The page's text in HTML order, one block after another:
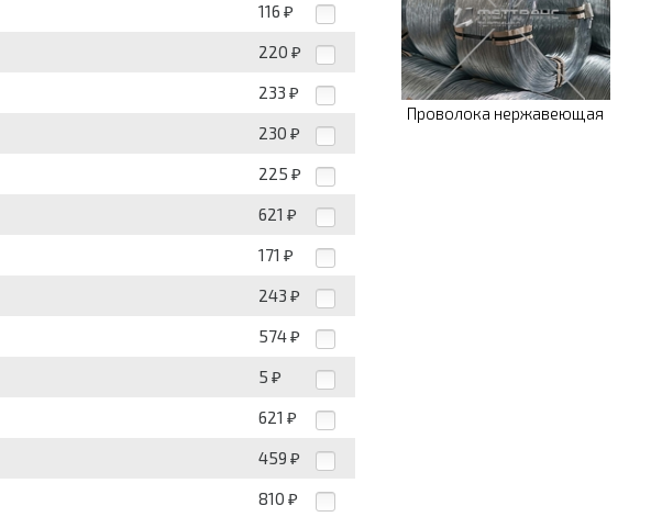
116 ₽
220 ₽
233 ₽
230 ₽
225 ₽
621 ₽
171 ₽
243 ₽
574 ₽
5 ₽
621 ₽
459 ₽
810 ₽
Проволока нержавеющая